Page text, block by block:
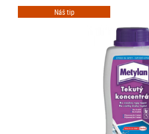
Náš tip